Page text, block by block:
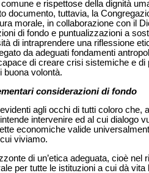
e rispettose della dignità
documento, tuttavia, la
morale, in collaborazione con il
di fondo e puntualizzazioni a
di intraprendere una riflessione
da adeguati fondamenti
di creare crisi sistemiche e di
buona volontà.
considerazioni di fondo
agli occhi di tutti coloro che,
intervenire ed al cui dialogo
economiche valide
viviamo.
di un’etica adeguata, cioè nel
per tutte le istituzioni a cui dà